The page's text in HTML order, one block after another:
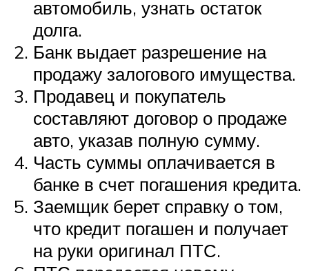
автомобиль, узнать остаток
долга.
Банк выдает разрешение на
продажу залогового имущества.
Продавец и покупатель
составляют договор о продаже
авто, указав полную сумму.
Часть суммы оплачивается в
банке в счет погашения кредита.
Заемщик берет справку о том,
что кредит погашен и получает
на руки оригинал ПТС.